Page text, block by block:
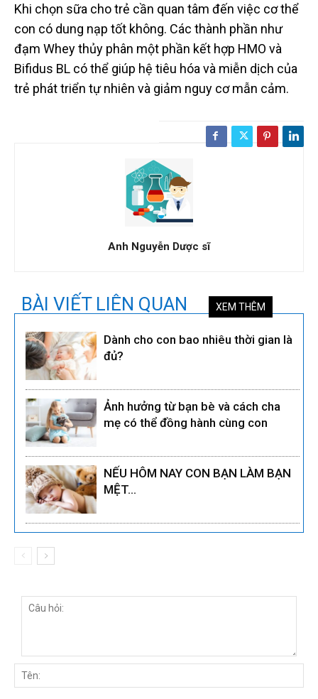
Khi chọn sữa cho trẻ cần quan tâm đến việc cơ thể
con có dung nạp tốt không. Các thành phần như
đạm Whey thủy phân một phần kết hợp HMO và
Bifidus BL có thể giúp hệ tiêu hóa và miễn dịch của
trẻ phát triển tự nhiên và giảm nguy cơ mẫn cảm.
Anh Nguyễn Dược sĩ
BÀI VIẾT LIÊN QUAN XEM THÊM
Dành cho con bao nhiêu thời gian là
đủ?
Ảnh hưởng từ bạn bè và cách cha
mẹ có thể đồng hành cùng con
NẾU HÔM NAY CON BẠN LÀM BẠN
MỆT…